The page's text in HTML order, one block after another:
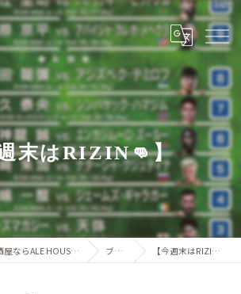
末はRIZIN👊】
大阪府東梅田の居酒屋ならALE HOUSE 加美屋 ブログ 【今週末はRIZIN👊】